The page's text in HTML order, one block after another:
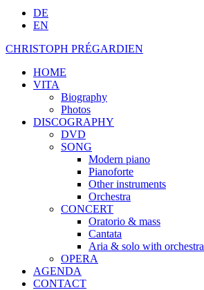
DE
EN
CHRISTOPH PRÉGARDIEN
HOME
VITA
Biography
Photos
DISCOGRAPHY
DVD
SONG
Modern piano
Pianoforte
Other instruments
Orchestra
CONCERT
Oratorio & mass
Cantata
Aria & solo with orchestra
OPERA
AGENDA
CONTACT